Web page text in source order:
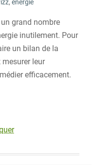
, énergie
grand nombre
inutilement. Pour
un bilan de la
leur
efficacement.